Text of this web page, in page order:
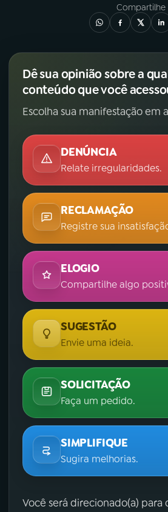
Compartilhe
Dê sua opinião sobre a
conteúdo que você
Escolha sua manifestação em
DENÚNCIA
Relate irregularidades.
RECLAMAÇÃO
Registre sua
ELOGIO
Compartilhe algo
SUGESTÃO
Envie uma ideia.
SOLICITAÇÃO
Faça um pedido.
SIMPLIFIQUE
Sugira melhorias.
Você será direcionado(a) para